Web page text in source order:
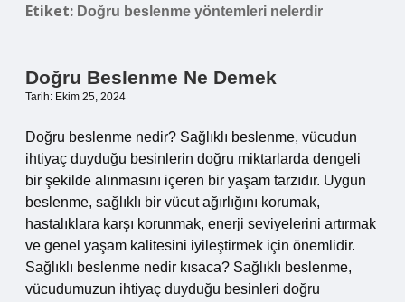
Etiket: Doğru beslenme yöntemleri nelerdir
Doğru Beslenme Ne Demek
Tarih: Ekim 25, 2024
Doğru beslenme nedir? Sağlıklı beslenme, vücudun
ihtiyaç duyduğu besinlerin doğru miktarlarda dengeli
bir şekilde alınmasını içeren bir yaşam tarzıdır. Uygun
beslenme, sağlıklı bir vücut ağırlığını korumak,
hastalıklara karşı korunmak, enerji seviyelerini artırmak
ve genel yaşam kalitesini iyileştirmek için önemlidir.
Sağlıklı beslenme nedir kısaca? Sağlıklı beslenme,
vücudumuzun ihtiyaç duyduğu besinleri doğru